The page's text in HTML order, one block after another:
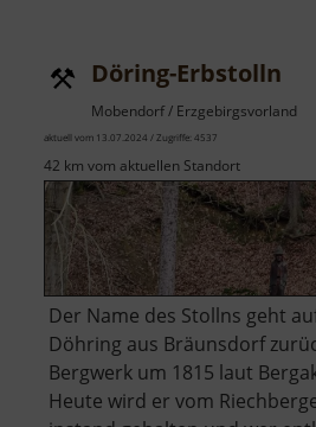
Döring-Erbstolln
Mobendorf / Erzgebirgsvorland
aktuell vom 13.07.2024 / Zugriffe: 4537
42 km vom aktuellen Standort
Der Name des Stollns geht
Döhring aus Bräunsdorf
Bergwerk um 1815 laut
Heute wird er vom